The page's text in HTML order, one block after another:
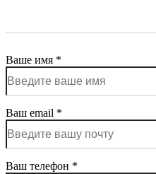
Ваше имя *
Ваш email *
Ваш телефон *